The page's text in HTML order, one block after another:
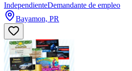
IndependienteDemandante de empleo
Bayamon, PR